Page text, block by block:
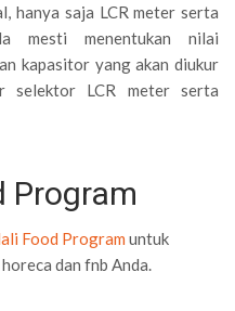
hanya saja LCR meter serta
mesti menentukan nilai
kapasitor yang akan diukur
selektor LCR meter serta
Program
Food Program untuk
dan fnb Anda.